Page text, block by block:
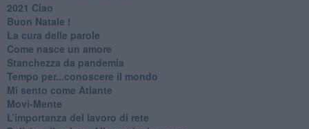
2021 Ciao
Buon Natale !
​La cura delle parole
​Come nasce un amore
Stanchezza da pandemia
​Tempo per...conoscere il mondo
​Mi sento come Atlante
​Movi-Mente
​L’importanza del lavoro di rete